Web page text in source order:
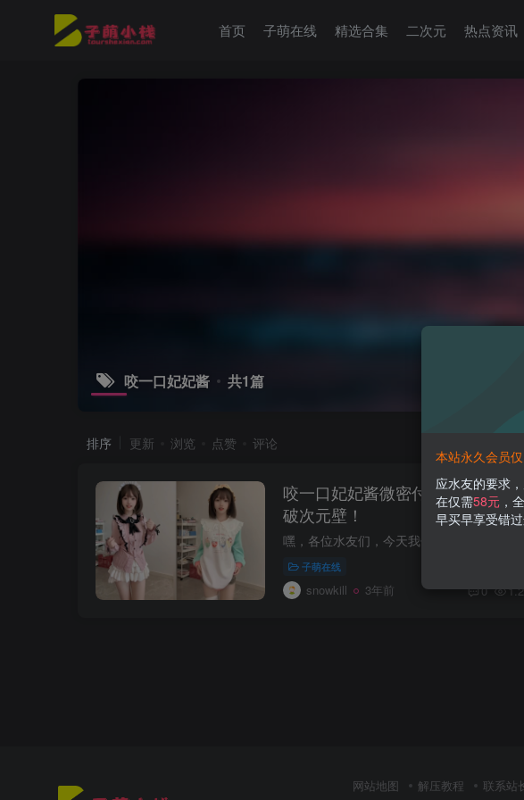
首页 子萌在线 精选合集 二次元 热点资讯
咬一口妃妃酱 共1篇
排序 更新 浏览 点赞 评论
咬一口妃妃酱微密付费照片，反
破次元壁！
子萌在线
snowkill 3年前 0
网站地图 解压教程 联系站
本站永久会员仅
应水友的要求
在仅需58元 ，
早买早享受错